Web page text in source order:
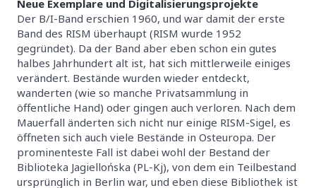
Neue Exemplare und Digitalisierungsprojekte
Der B/I-Band erschien 1960, und war damit der erste
Band des RISM überhaupt (RISM wurde 1952
gegründet). Da der Band aber eben schon ein gutes
halbes Jahrhundert alt ist, hat sich mittlerweile einiges
verändert. Bestände wurden wieder entdeckt,
wanderten (wie so manche Privatsammlung in
öffentliche Hand) oder gingen auch verloren. Nach dem
Mauerfall änderten sich nicht nur einige RISM-Sigel, es
öffneten sich auch viele Bestände in Osteuropa. Der
prominenteste Fall ist dabei wohl der Bestand der
Biblioteka Jagiellońska (PL-Kj), von dem ein Teilbestand
ursprünglich in Berlin war, und eben diese Bibliothek ist